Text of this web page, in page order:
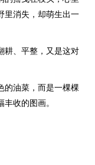
里消失，却萌生出一
耕、平整，又是这对
的油菜，而是一棵棵
收的图画。